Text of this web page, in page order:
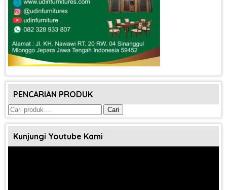
PENCARIAN PRODUK
Pencarian
untuk:
Cari
Kunjungi Youtube Kami